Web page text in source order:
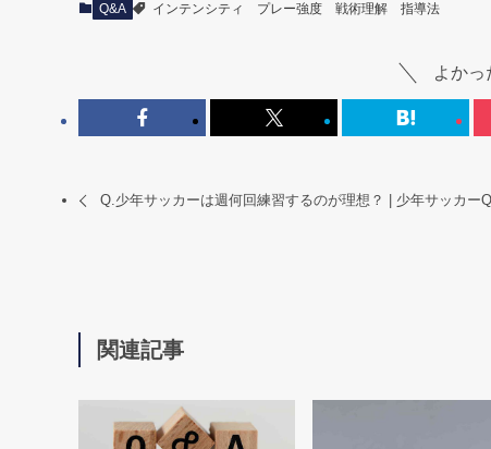
Q&A インテンシティ プレー強度 戦術理解 指導法
よかっ
Q.少年サッカーは週何回練習するのが理想？ | 少年サッカー
関連記事